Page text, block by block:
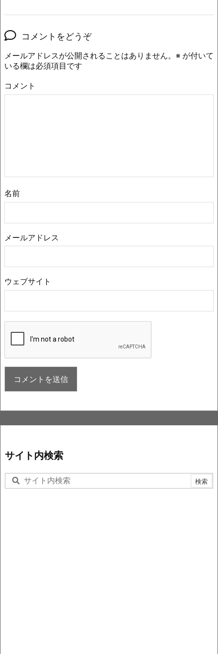
コメントをどうぞ
メールアドレスが公開されることはありません。 ※ が付いて
いる欄は必須項目です
コメント
名前
メールアドレス
ウェブサイト
サイト内検索